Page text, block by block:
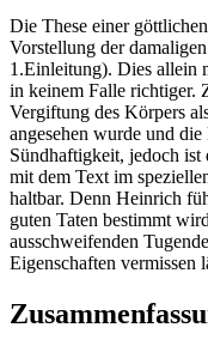
Die These einer
Vorstellung der
1.Einleitung). Dies allein
in keinem Falle richtiger.
Vergiftung des Körpers
angesehen wurde und
Sündhaftigkeit, jedoch ist
mit dem Text im
haltbar. Denn Heinrich
guten Taten bestimmt
ausschweifenden
Eigenschaften vermissen